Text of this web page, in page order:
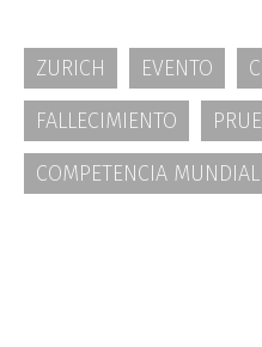
ZURICH EVENTO
FALLECIMIENTO
COMPETENCIA MUNDIAL